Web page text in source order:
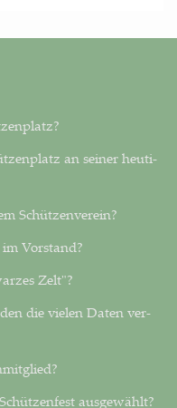
an seiner heu­ti­
Schützenverein?
Vorstand?
Zelt"?
die vielen Daten ver­
ausgewählt?